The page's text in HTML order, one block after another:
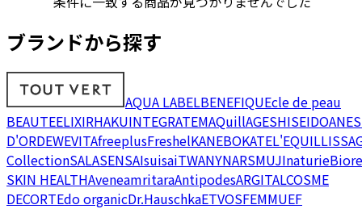
ブランドから探す
AQUA LABELBENEFIQUEcle de peau
BEAUTEELIXIRHAKUINTEGRATEMAQuillAGESHISEIDO
D'ORDEWEVITAfreeplusFreshelKANEBOKATEL'EQUIL
CollectionSALASENSAIsuisaiTWANYNARSMUJInaturieBiore
SKIN HEALTHAveneamritaraAntipodesARGITALCOSME
DECORTEdo organicDr.HauschkaETVOSFEMMUEF